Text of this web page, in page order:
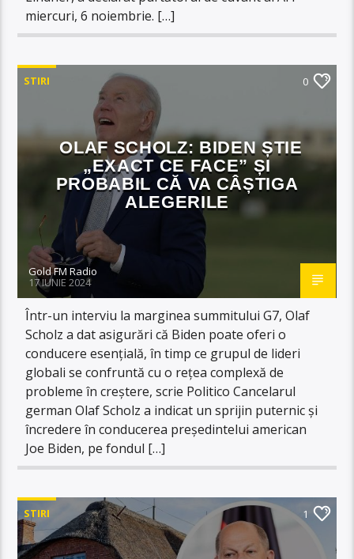
miercuri, 6 noiembrie. […]
STIRI 0
OLAF SCHOLZ: BIDEN ȘTIE
„EXACT CE FACE” ȘI
PROBABIL CĂ VA CÂȘTIGA
ALEGERILE
Gold FM Radio
17 IUNIE 2024
Într-un interviu la marginea summitului G7, Olaf
Scholz a dat asigurări că Biden poate oferi o
conducere esențială, în timp ce grupul de lideri
globali se confruntă cu o rețea complexă de
probleme în creștere, scrie Politico Cancelarul
german Olaf Scholz a indicat un sprijin puternic și
încredere în conducerea președintelui american
Joe Biden, pe fondul […]
STIRI 1